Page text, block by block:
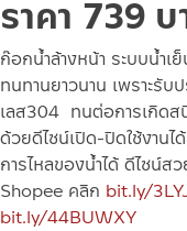
ราคา 739 บ
ก๊อกน้ำล้างหน้า ระบบน้ำ
ทนทานยาวนาน เพราะรั
เลส304 ทนต่อการเกิดส
ด้วยดีไซน์เปิด-ปิดใช้งาน
การไหลของน้ำได้ ดีไซน์ส
Shopee คลิก bit.ly/
bit.ly/44BUWXY